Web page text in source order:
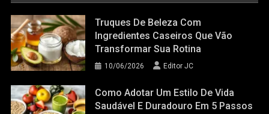
Truques De Beleza Com
Ingredientes Caseiros Que Vão
Transformar Sua Rotina
10/06/2026 Editor JC
Como Adotar Um Estilo De Vida
Saudável E Duradouro Em 5 Passos